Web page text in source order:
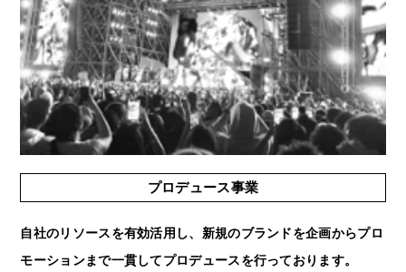
プロデュース事業
自社のリソースを有効活用し、新規のブランドを企画からプロ
モーションまで一貫してプロデュースを行っております。